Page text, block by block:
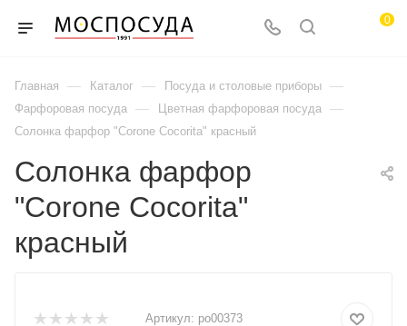
0
Главная — Каталог — Посуда и столовые приборы —
Фарфоровая посуда — Цветная фарфоровая посуда —
Солонка фарфор "Corone Cocorita" красный
Солонка фарфор
"Corone Cocorita"
красный
Артикул: po00373